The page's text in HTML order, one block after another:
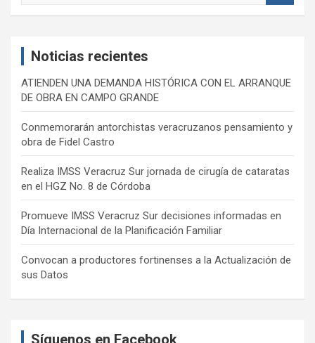
Noticias recientes
ATIENDEN UNA DEMANDA HISTÓRICA CON EL ARRANQUE
DE OBRA EN CAMPO GRANDE
Conmemorarán antorchistas veracruzanos pensamiento y
obra de Fidel Castro
Realiza IMSS Veracruz Sur jornada de cirugía de cataratas
en el HGZ No. 8 de Córdoba
Promueve IMSS Veracruz Sur decisiones informadas en
Día Internacional de la Planificación Familiar
Convocan a productores fortinenses a la Actualización de
sus Datos